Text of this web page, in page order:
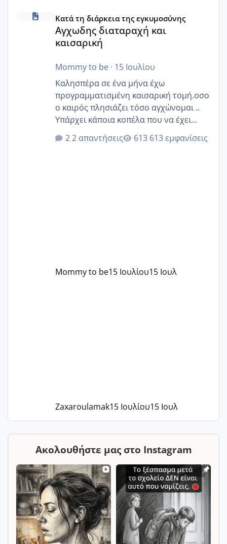
Αγχωδης διαταραχή και καισαρική
Κατά τη διάρκεια της εγκυμοσύνης
Αγχωδης διαταραχή και
καισαρική
Mommy to be· 15 Ιουλίου
Καλησπέρα σε ένα μήνα έχω
προγραμματισμένη καισαρική τομή.οσο
ο καιρός πλησιάζει τόσο αγχώνομαι ..
Υπάρχει κάποια κοπέλα που να έχει
παρόμοιο ιστορικό να μας πει την
εμπειρία της;Να σημειώσω είναι η
2 απαντήσεις 613 εμφανίσεις
Mommy to be15 Ιουλίου15 Ιουλ
Zaxaroulamak15 Ιουλίου15 Ιουλ
Ακολουθήστε μας στο Instagram